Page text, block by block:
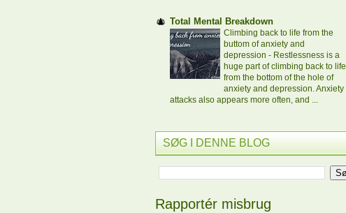
Total Mental Breakdown
Climbing back to life from the
buttom of anxiety and
depression - Restlessness is a
huge part of climbing back to life
from the bottom of the hole of
anxiety and depression. Anxiety
attacks also appears more often, and ...
SØG I DENNE BLOG
Rapportér misbrug